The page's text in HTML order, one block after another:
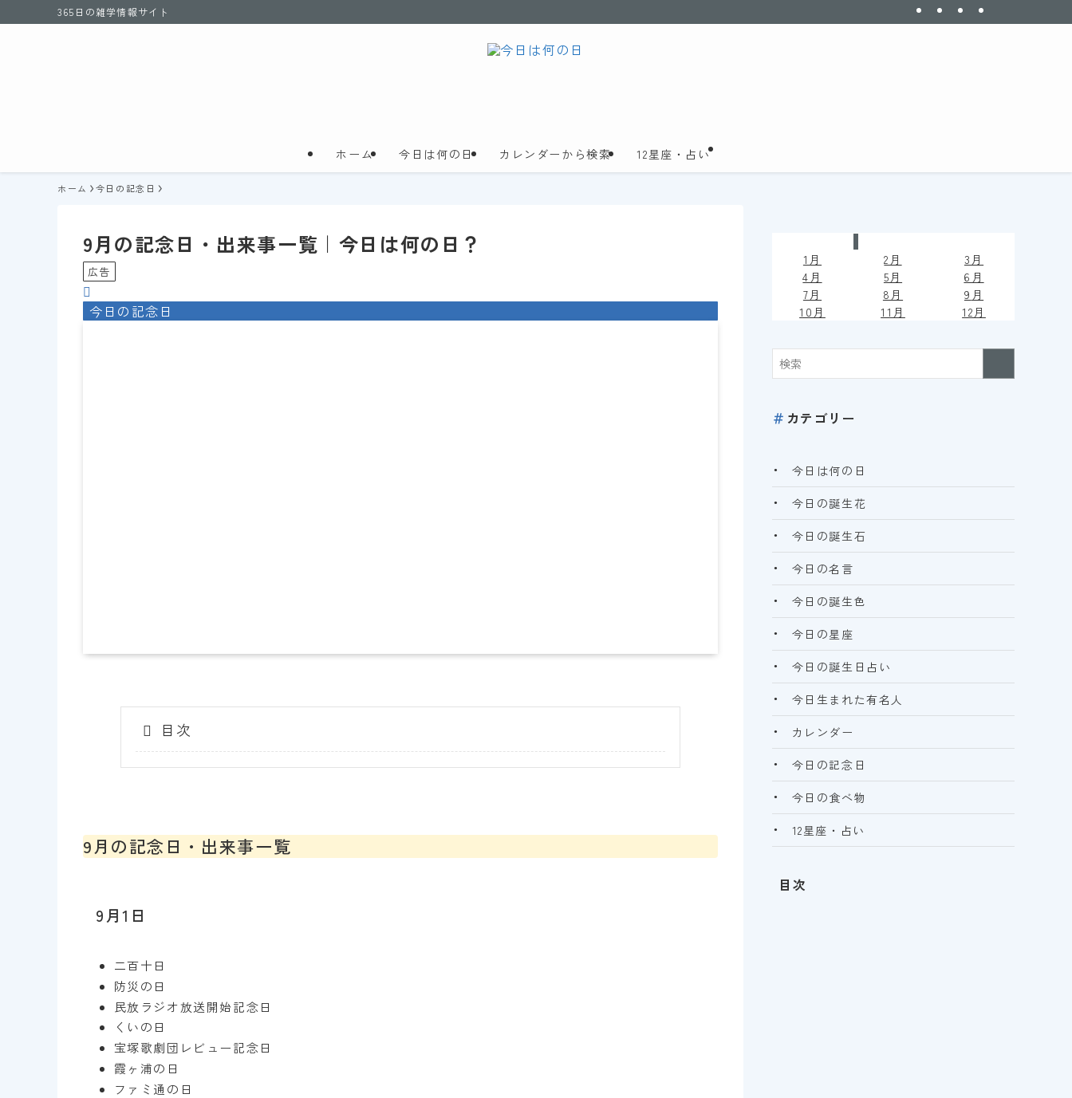
365日の雑学情報サイト
ホーム 今日は何の日 カレンダーから検索 12星座・占い
ホーム 今日の記念日
9月の記念日・出来事一覧｜今日は何の日？
広告
今日の記念日
目次
9月の記念日・出来事一覧
9月1日
二百十日
防災の日
民放ラジオ放送開始記念日
くいの日
宝塚歌劇団レビュー記念日
霞ヶ浦の日
ファミ通の日
1月
2月
3月
4月
5月
6月
7月
8月 9 月
10月
11月 12月
＃ カテゴリー
今日は何の日
今日の誕生花
今日の誕生石
今日の名言
今日の誕生色
今日の星座
今日の誕生日占い
今日生まれた有名人
カレンダー
今日の記念日
今日の食べ物
12星座・占い
目次